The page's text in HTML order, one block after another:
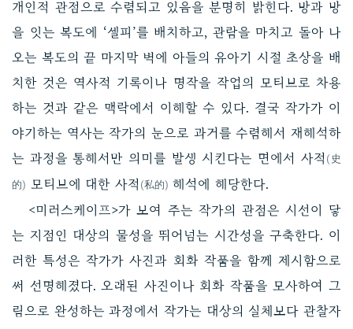
개인적 관점으로 수렴되고 있음을 분명히 밝힌다. 방과 방
을 잇는 복도에 ‘셀피’를 배치하고, 관람을 마치고 돌아 나
오는 복도의 끝 마지막 벽에 아들의 유아기 시절 초상을 배
치한 것은 역사적 기록이나 명작을 작업의 모티브로 차용
하는 것과 같은 맥락에서 이해할 수 있다. 결국 작가가 이
야기하는 역사는 작가의 눈으로 과거를 수렴해서 재해석하
는 과정을 통해서만 의미를 발생 시킨다는 면에서 사적 (史
的) 모티브에 대한 사적 (私的) 해석에 해당한다.
<미러스케이프>가 보여 주는 작가의 관점은 시선이 닿
는 지점인 대상의 물성을 뛰어넘는 시간성을 구축한다. 이
러한 특성은 작가가 사진과 회화 작품을 함께 제시함으로
써 선명해졌다. 오래된 사진이나 회화 작품을 모사하여 그
림으로 완성하는 과정에서 작가는 대상의 실체보다 관찰자